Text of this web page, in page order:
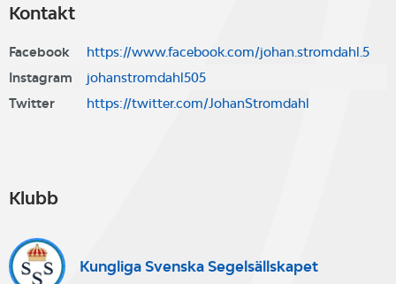
Kontakt
Facebook
https://www.facebook.com/johan.stromdahl.5
Instagram
johanstromdahl505
Twitter
https://twitter.com/JohanStromdahl
Klubb
Kungliga Svenska Segelsällskapet